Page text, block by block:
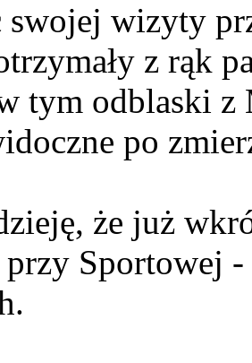
swojej wizyty
z rąk
tym odblaski
po
że już
Sportowej -